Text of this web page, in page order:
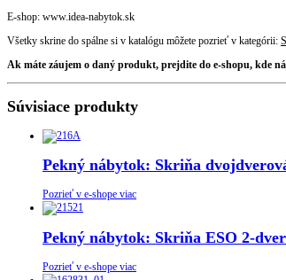
E-shop: www.idea-nabytok.sk
Všetky skrine do spálne si v katalógu môžete pozrieť v kategórii:
Ak máte záujem o daný produkt, prejdite do e-shopu, kde
Súvisiace produkty
Pekný nábytok: Skriňa
Pozrieť v e-shope viac
Pekný nábytok: Skriňa ESO 2-
Pozrieť v e-shope viac